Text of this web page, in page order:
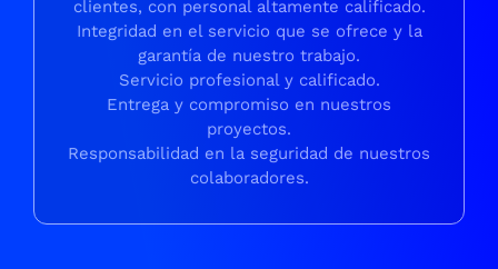
clientes, con personal altamente calificado.
Integridad en el servicio que se ofrece y la
garantía de nuestro trabajo.
Servicio profesional y calificado.
Entrega y compromiso en nuestros
proyectos.
Responsabilidad en la seguridad de nuestros
colaboradores.